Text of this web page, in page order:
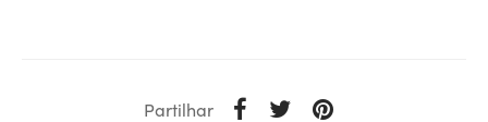
Partilhar